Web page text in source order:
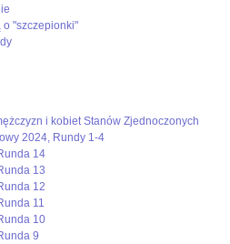
o "szczepionki"
i kobiet Stanów Zjednoczonych
2024, Rundy 1-4
14
13
12
11
10
9